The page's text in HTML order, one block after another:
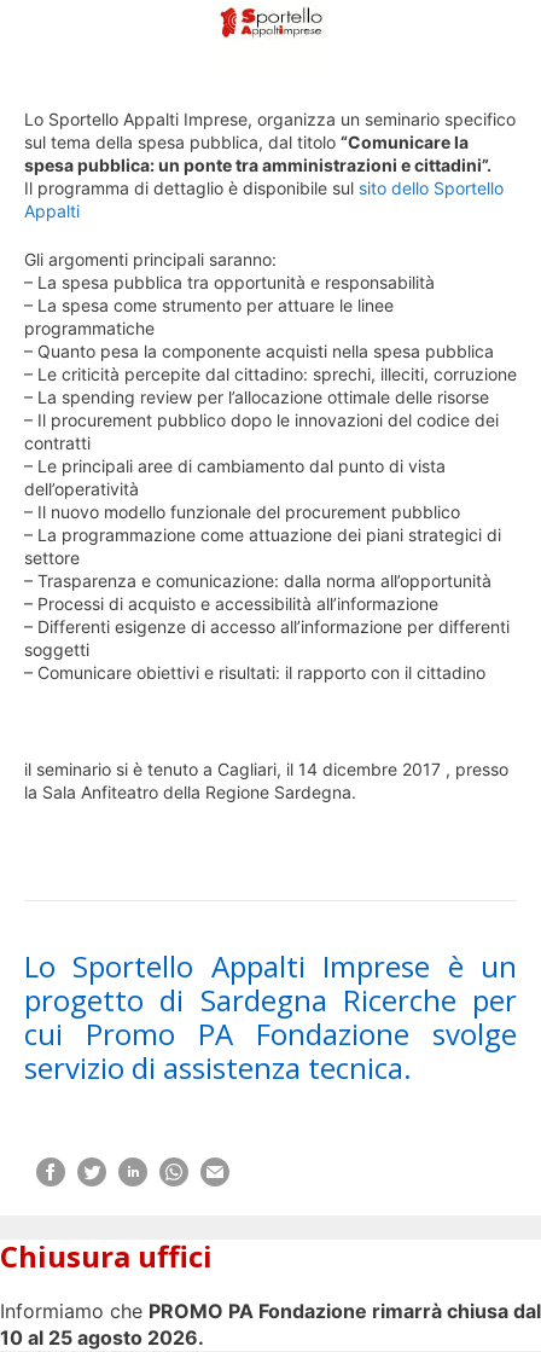
Lo Sportello Appalti Imprese, organizza un seminario specifico
sul tema della spesa pubblica, dal titolo “Comunicare la
spesa pubblica: un ponte tra amministrazioni e cittadini”.
Il programma di dettaglio è disponibile sul sito dello Sportello
Appalti
Gli argomenti principali saranno:
– La spesa pubblica tra opportunità e responsabilità
– La spesa come strumento per attuare le linee
programmatiche
– Quanto pesa la componente acquisti nella spesa pubblica
– Le criticità percepite dal cittadino: sprechi, illeciti, corruzione
– La spending review per l’allocazione ottimale delle risorse
– Il procurement pubblico dopo le innovazioni del codice dei
contratti
– Le principali aree di cambiamento dal punto di vista
dell’operatività
– Il nuovo modello funzionale del procurement pubblico
– La programmazione come attuazione dei piani strategici di
settore
– Trasparenza e comunicazione: dalla norma all’opportunità
– Processi di acquisto e accessibilità all’informazione
– Differenti esigenze di accesso all’informazione per differenti
soggetti
– Comunicare obiettivi e risultati: il rapporto con il cittadino
il seminario si è tenuto a Cagliari, il 14 dicembre 2017 , presso
la Sala Anfiteatro della Regione Sardegna.
Lo Sportello Appalti Imprese è un
progetto di Sardegna Ricerche per
cui Promo PA Fondazione svolge
servizio di assistenza tecnica.
Chiusura uffici
Informiamo che PROMO PA Fondazione rimarrà chiusa dal
10 al 25 agosto 2026.